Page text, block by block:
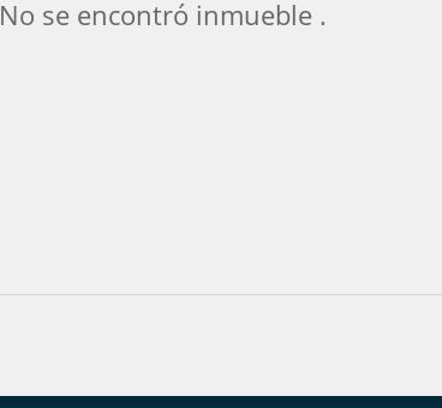
No se encontró inmueble .